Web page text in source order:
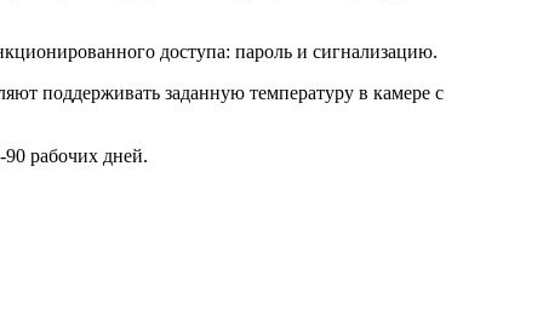
доступа: пароль и сигнализацию.
поддерживать заданную температуру в камере с
рабочих дней.